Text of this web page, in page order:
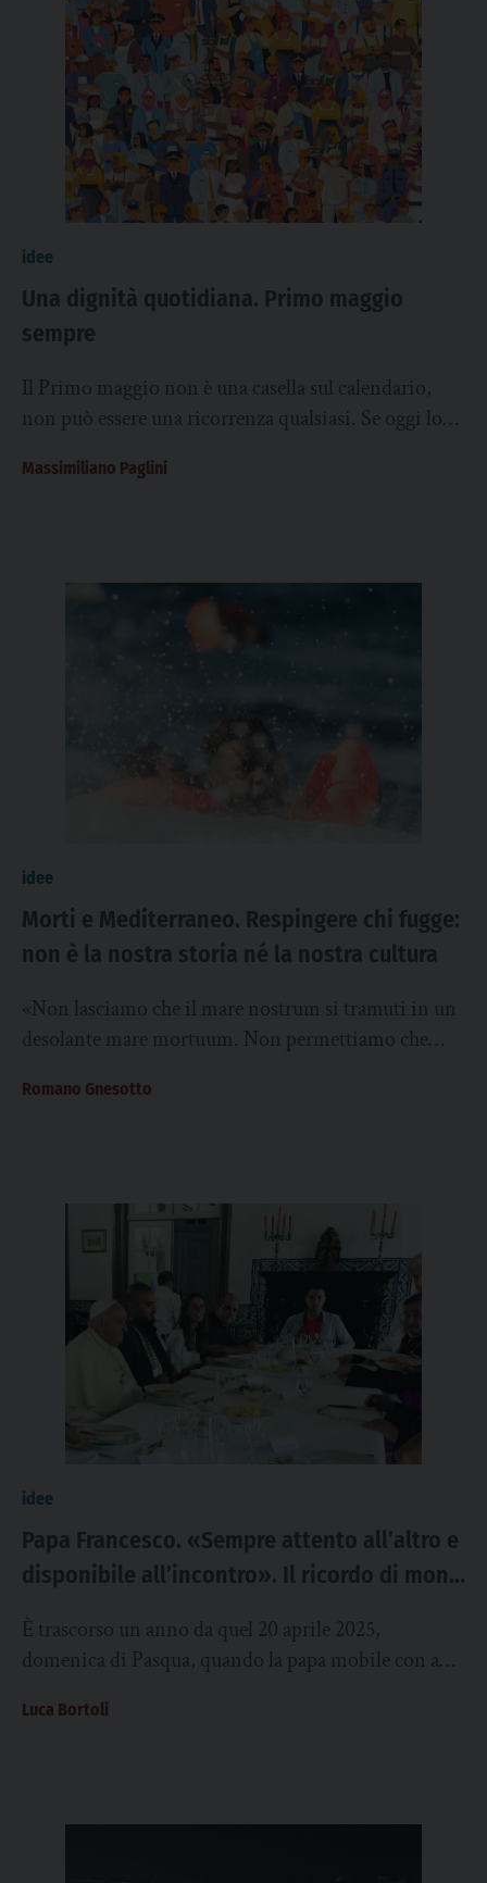
idee
Una dignità quotidiana. Primo maggio
sempre
Il Primo maggio non è una casella sul calendario,
non può essere una ricorrenza qualsiasi. Se oggi lo
Massimiliano Paglini
idee
Morti e Mediterraneo. Respingere chi fugge:
non è la nostra storia né la nostra cultura
«Non lasciamo che il mare nostrum si tramuti in un
desolante mare mortuum. Non permettiamo che
Romano Gnesotto
idee
Papa Francesco. «Sempre attento all’altro e
disponibile all’incontro». Il ricordo di mons.
Ivo Scapolo
È trascorso un anno da quel 20 aprile 2025,
domenica di Pasqua, quando la papa mobile con a
Luca Bortoli